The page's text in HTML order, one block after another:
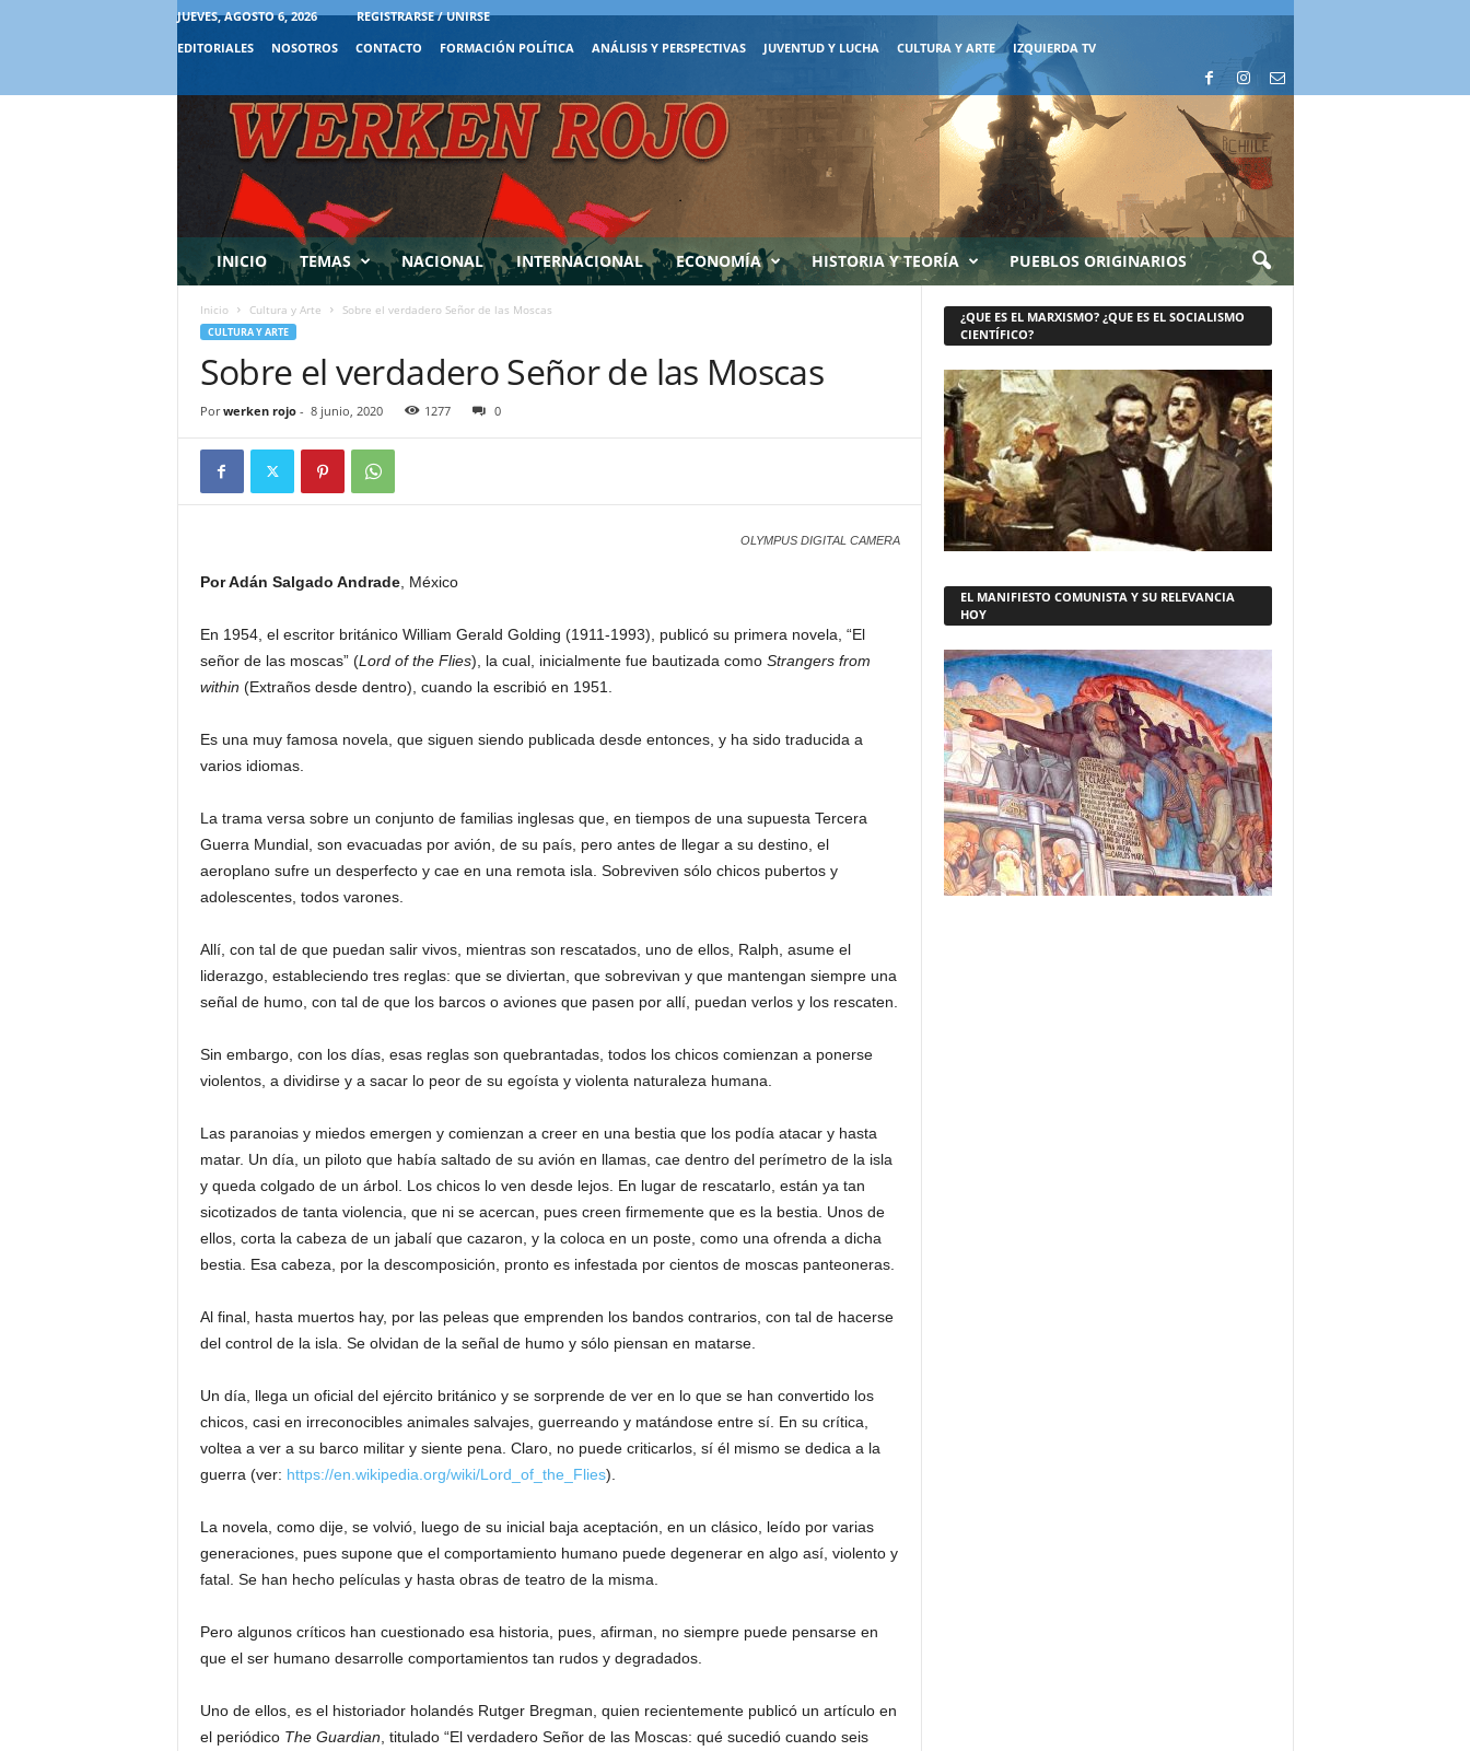
JUEVES, AGOSTO 6, 2026
REGISTRARSE / UNIRSE
EDITORIALES
NOSOTROS CONTACTO FORMACIÓN POLÍTICA ANÁLISIS Y PERSPECTIVAS JUVENTUD Y LUCHA CULTURA Y ARTE IZQUIERDA TV
INICIO TEMAS NACIONAL INTERNACIONAL ECONOMÍA HISTORIA Y TEORÍA PUEBLOS ORIGINARIOS
Inicio Cultura y Arte Sobre el verdadero Señor de las Moscas
CULTURA Y ARTE
Sobre el verdadero Señor de las Moscas
Por werken rojo- 8 junio, 2020 1277 0
OLYMPUS DIGITAL CAMERA
Por Adán Salgado Andrade, México
En 1954, el escritor británico William Gerald Golding (1911-1993), publicó su primera novela, “El
señor de las moscas” (Lord of the Flies), la cual, inicialmente fue bautizada como Strangers from
within (Extraños desde dentro), cuando la escribió en 1951.
Es una muy famosa novela, que siguen siendo publicada desde entonces, y ha sido traducida a
varios idiomas.
La trama versa sobre un conjunto de familias inglesas que, en tiempos de una supuesta Tercera
Guerra Mundial, son evacuadas por avión, de su país, pero antes de llegar a su destino, el
aeroplano sufre un desperfecto y cae en una remota isla. Sobreviven sólo chicos pubertos y
adolescentes, todos varones.
Allí, con tal de que puedan salir vivos, mientras son rescatados, uno de ellos, Ralph, asume el
liderazgo, estableciendo tres reglas: que se diviertan, que sobrevivan y que mantengan siempre una
señal de humo, con tal de que los barcos o aviones que pasen por allí, puedan verlos y los rescaten.
Sin embargo, con los días, esas reglas son quebrantadas, todos los chicos comienzan a ponerse
violentos, a dividirse y a sacar lo peor de su egoísta y violenta naturaleza humana.
Las paranoias y miedos emergen y comienzan a creer en una bestia que los podía atacar y hasta
matar. Un día, un piloto que había saltado de su avión en llamas, cae dentro del perímetro de la isla
y queda colgado de un árbol. Los chicos lo ven desde lejos. En lugar de rescatarlo, están ya tan
sicotizados de tanta violencia, que ni se acercan, pues creen firmemente que es la bestia. Unos de
ellos, corta la cabeza de un jabalí que cazaron, y la coloca en un poste, como una ofrenda a dicha
bestia. Esa cabeza, por la descomposición, pronto es infestada por cientos de moscas panteoneras.
Al final, hasta muertos hay, por las peleas que emprenden los bandos contrarios, con tal de hacerse
del control de la isla. Se olvidan de la señal de humo y sólo piensan en matarse.
Un día, llega un oficial del ejército británico y se sorprende de ver en lo que se han convertido los
chicos, casi en irreconocibles animales salvajes, guerreando y matándose entre sí. En su crítica,
voltea a ver a su barco militar y siente pena. Claro, no puede criticarlos, sí él mismo se dedica a la
guerra (ver: https://en.wikipedia.org/wiki/Lord_of_the_Flies).
La novela, como dije, se volvió, luego de su inicial baja aceptación, en un clásico, leído por varias
generaciones, pues supone que el comportamiento humano puede degenerar en algo así, violento y
fatal. Se han hecho películas y hasta obras de teatro de la misma.
Pero algunos críticos han cuestionado esa historia, pues, afirman, no siempre puede pensarse en
que el ser humano desarrolle comportamientos tan rudos y degradados.
Uno de ellos, es el historiador holandés Rutger Bregman, quien recientemente publicó un artículo en
el periódico The Guardian , titulado “El verdadero Señor de las Moscas: qué sucedió cuando seis
¿QUE ES EL MARXISMO? ¿QUE ES EL SOCIALISMO
CIENTÍFICO?
EL MANIFIESTO COMUNISTA Y SU RELEVANCIA
HOY